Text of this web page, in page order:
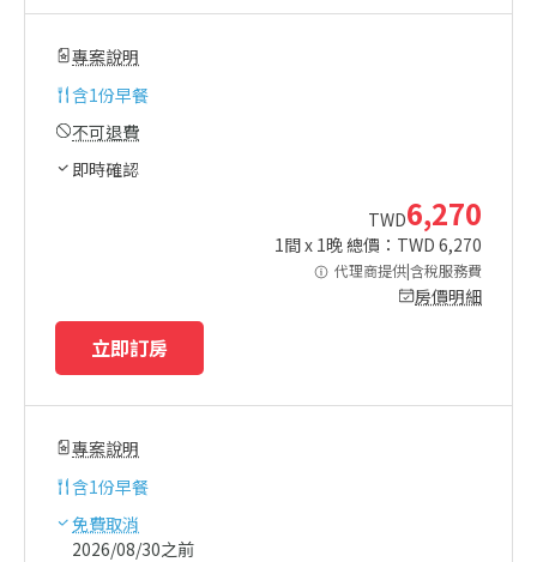
專案說明
含1份早餐
不可退費
即時確認
TWD6,270
1間 x 1晚 總價：TWD 6,270
代理商提供|含稅服務費
房價明細
立即訂房
專案說明
含1份早餐
免費取消
2026/08/30之前